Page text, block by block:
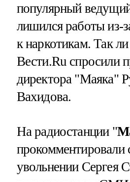
популярный
лишился работы из-
к наркотикам. Так ли
Вести.Ru спросили
директора "Маяка"
Вахидова.
На радиостанции "
прокомментировали
увольнении Сергея